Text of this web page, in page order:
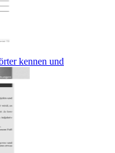
kennen und